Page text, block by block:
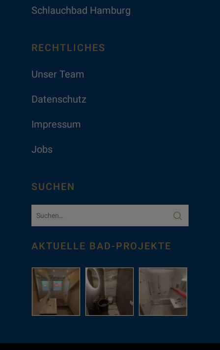
Schlauchbad Hamburg
RECHTLICHES
Unser Team
Datenschutz
Impressum
Jobs
SUCHEN
AKTUELLE BAD-PROJEKTE